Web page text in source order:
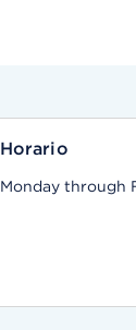
Horario
Monday through